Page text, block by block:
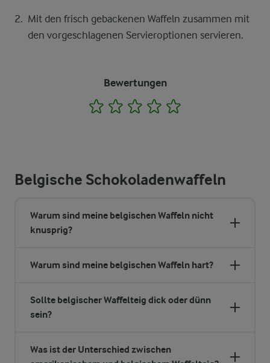
Mit den frisch gebackenen Waffeln zusammen mit
den vorgeschlagenen Servieroptionen servieren.
Bewertungen
1 2 3 4
Belgische Schokoladenwaffeln
Warum sind meine belgischen Waffeln nicht
knusprig?
Warum sind meine belgischen Waffeln hart?
Sollte belgischer Waffelteig dick oder dünn
sein?
Was ist der Unterschied zwischen